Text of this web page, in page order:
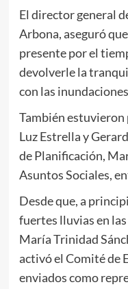
El director general
Arbona, aseguró
presente por el
devolverle la
con las
También
Luz Estrella y
de Planificación,
Asuntos Sociales,
Desde que, a
fuertes lluvias en
María Trinidad
activó el Comité de
enviados como